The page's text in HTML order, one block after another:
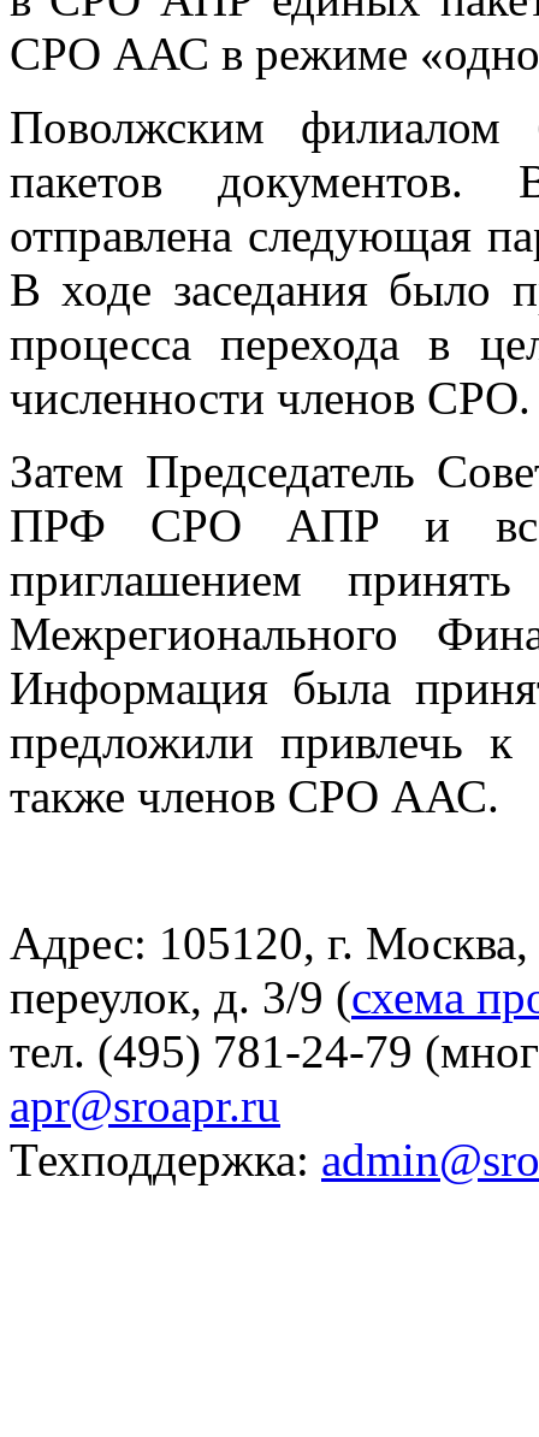
СРО ААС в режиме
Поволжским филиалом
пакетов
отправлена следующая
В ходе заседания было
процесса перехода в
численности членов СРО.
Затем Председатель
ПРФ СРО АПР и всем
приглашением
Межрегионального
Информация была
предложили привлечь
также членов СРО ААС.
Адрес: 105120, г.
переулок, д. 3/9 (схема
тел. (495) 781-24-79
apr@sroapr.ru
Техподдержка: